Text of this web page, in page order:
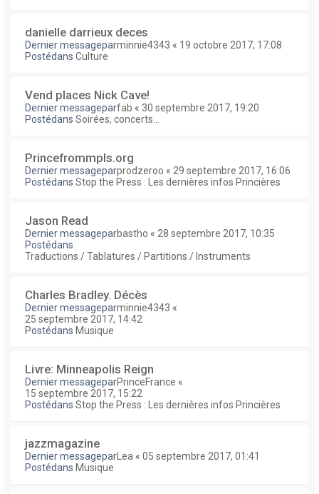
danielle darrieux deces
Dernier messageparminnie4343 « 19 octobre 2017, 17:08
Postédans Culture
Vend places Nick Cave!
Dernier messageparfab « 30 septembre 2017, 19:20
Postédans Soirées, concerts...
Princefrommpls.org
Dernier messageparprodzeroo « 29 septembre 2017, 16:06
Postédans Stop the Press : Les dernières infos Princières
Jason Read
Dernier messageparbastho « 28 septembre 2017, 10:35
Postédans
Traductions / Tablatures / Partitions / Instruments
Charles Bradley. Décès
Dernier messageparminnie4343 «
25 septembre 2017, 14:42
Postédans Musique
Livre: Minneapolis Reign
Dernier messageparPrinceFrance «
15 septembre 2017, 15:22
Postédans Stop the Press : Les dernières infos Princières
jazzmagazine
Dernier messagepar Lea « 05 septembre 2017, 01:41
Postédans Musique